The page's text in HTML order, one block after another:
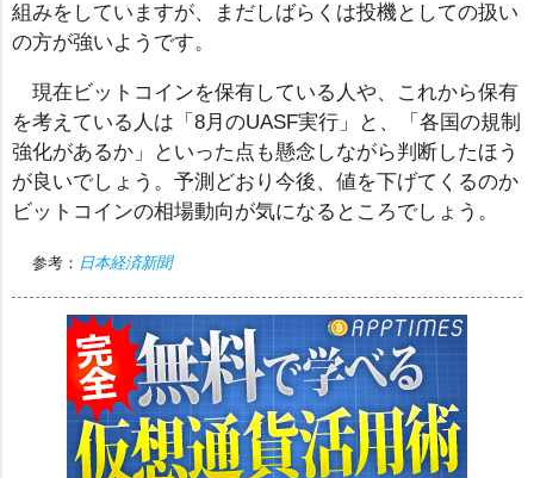
組みをしていますが、まだしばらくは投機としての扱い
の方が強いようです。
現在ビットコインを保有している人や、これから保有
を考えている人は「8月のUASF実行」と、「各国の規制
強化があるか」といった点も懸念しながら判断したほう
が良いでしょう。予測どおり今後、値を下げてくるのか
ビットコインの相場動向が気になるところでしょう。
参考： 日本経済新聞